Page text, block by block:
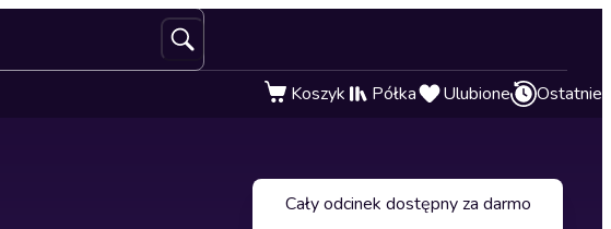
Koszyk Półka Ulubione Ostatnie
Cały odcinek dostępny za darmo